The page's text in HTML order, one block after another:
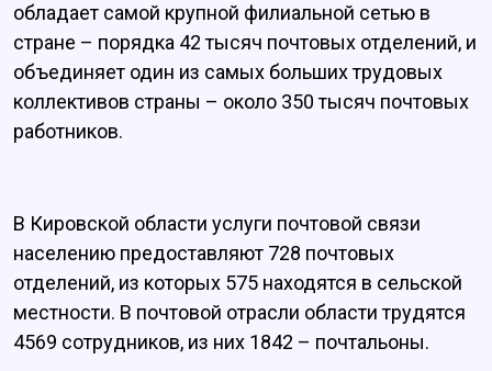
обладает самой крупной филиальной сетью в
стране – порядка 42 тысяч почтовых отделений, и
объединяет один из самых больших трудовых
коллективов страны – около 350 тысяч почтовых
работников.
В Кировской области услуги почтовой связи
населению предоставляют 728 почтовых
отделений, из которых 575 находятся в сельской
местности. В почтовой отрасли области трудятся
4569 сотрудников, из них 1842 – почтальоны.